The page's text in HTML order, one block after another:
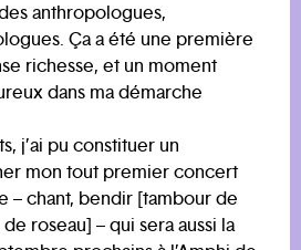
anthropologues,
Ça a été une première
richesse, et un moment
dans ma démarche
j’ai pu constituer un
mon tout premier concert
– chant, bendir [tambour de
roseau] – qui sera aussi la